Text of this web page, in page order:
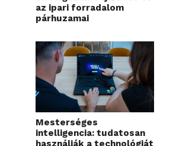
az ipari forradalom
párhuzamai
Mesterséges
intelligencia: tudatosan
használják a technológiát